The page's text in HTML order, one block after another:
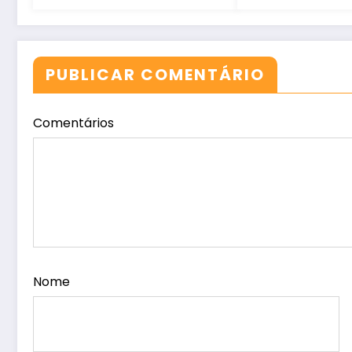
PUBLICAR COMENTÁRIO
Comentários
Nome